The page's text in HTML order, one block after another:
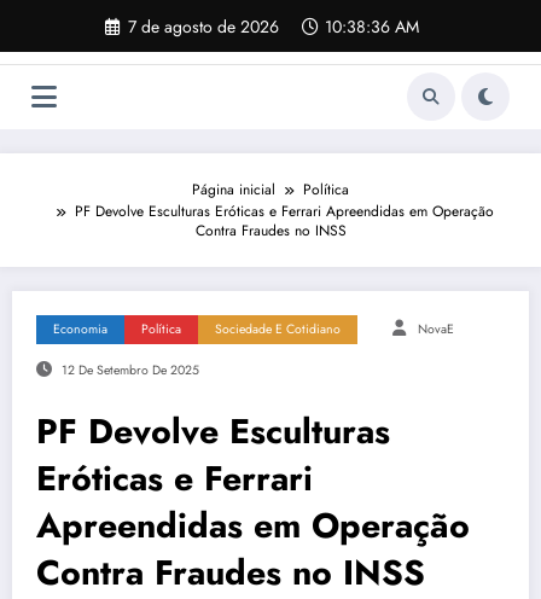
o
7 de agosto de 2026 10:38:37 AM
Página inicial
Política
PF Devolve Esculturas Eróticas e Ferrari Apreendidas em Operação
Contra Fraudes no INSS
Economia Política Sociedade E Cotidiano NovaE
12 De Setembro De 2025
PF Devolve Esculturas
Eróticas e Ferrari
Apreendidas em Operação
Contra Fraudes no INSS